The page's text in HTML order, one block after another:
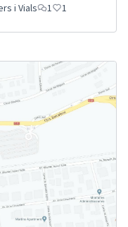
i Vials 1 1